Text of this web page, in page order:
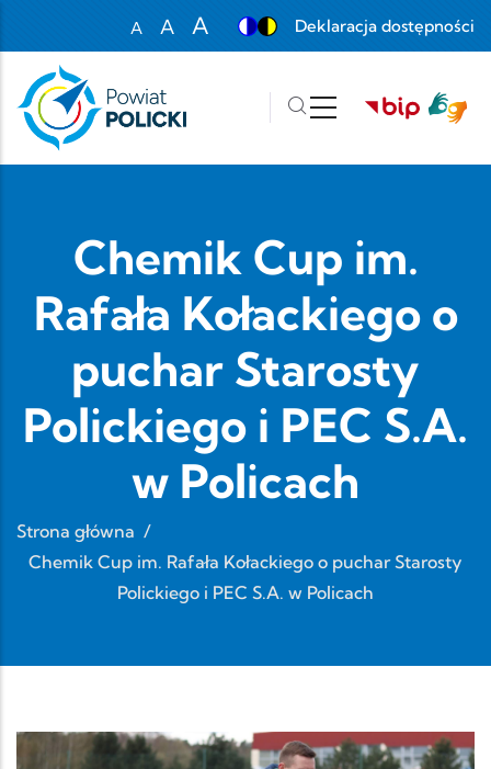
A
Set font size to 100%
A
A
Deklaracja dostępności
Chemik Cup im.
Rafała Kołackiego o
puchar Starosty
Polickiego i PEC S.A.
w Policach
Strona główna /
Chemik Cup im. Rafała Kołackiego o puchar Starosty
Polickiego i PEC S.A. w Policach